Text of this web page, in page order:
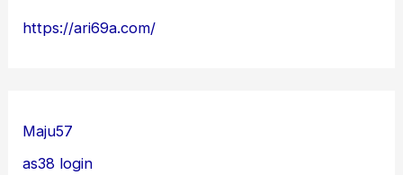
https://ari69a.com/
Maju57
as38 login